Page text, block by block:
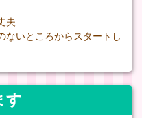
夫
ないところからスタートし
す